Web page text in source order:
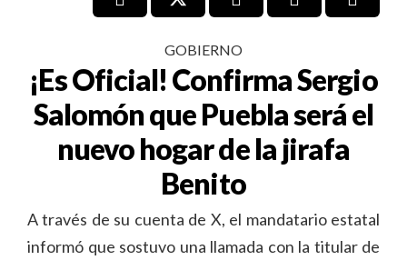
GOBIERNO
¡Es Oficial! Confirma Sergio
Salomón que Puebla será el
nuevo hogar de la jirafa
Benito
A través de su cuenta de X, el mandatario estatal
informó que sostuvo una llamada con la titular de